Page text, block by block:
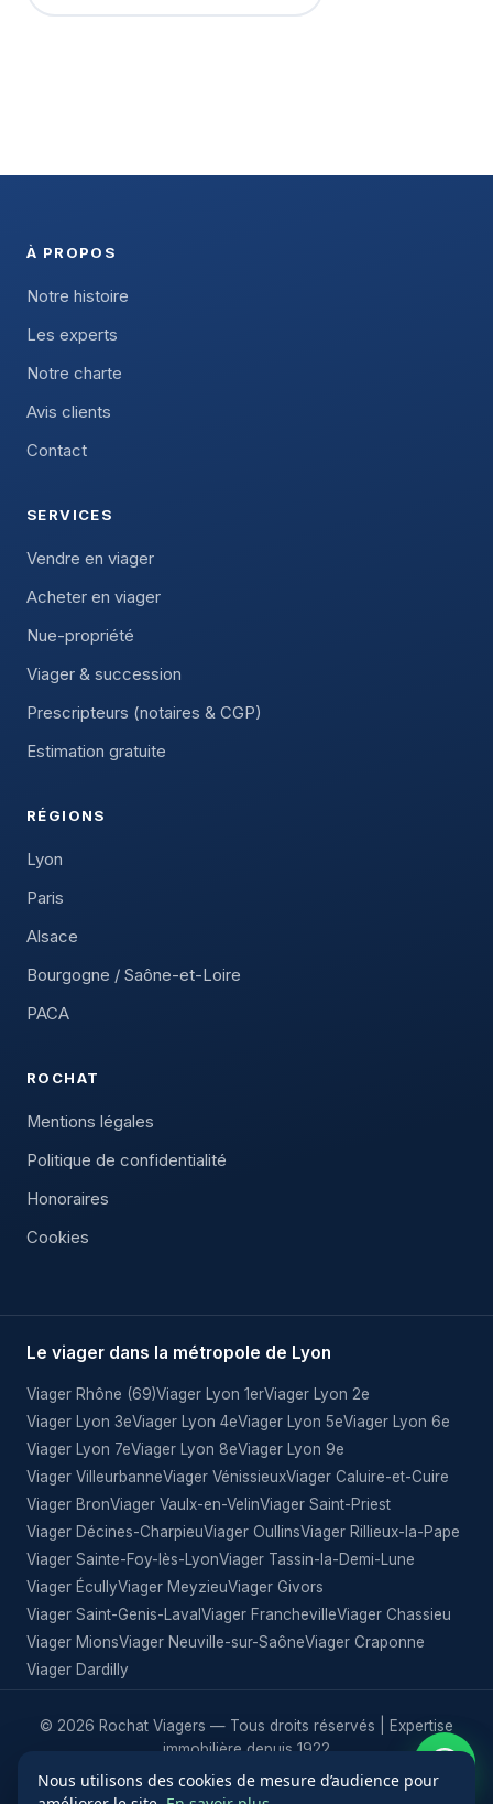
À PROPOS
Notre histoire
Les experts
Notre charte
Avis clients
Contact
SERVICES
Vendre en viager
Acheter en viager
Nue-propriété
Viager & succession
Prescripteurs (notaires & CGP)
Estimation gratuite
RÉGIONS
Lyon
Paris
Alsace
Bourgogne / Saône-et-Loire
PACA
ROCHAT
Mentions légales
Politique de confidentialité
Honoraires
Cookies
Le viager dans la métropole de Lyon
Viager Rhône (69)Viager Lyon 1erViager Lyon 2e
Viager Lyon 3eViager Lyon 4eViager Lyon 5eViager Lyon 6e
Viager Lyon 7eViager Lyon 8eViager Lyon 9e
Viager VilleurbanneViager VénissieuxViager Caluire-et-Cuire
Viager BronViager Vaulx-en-VelinViager Saint-Priest
Viager Décines-CharpieuViager OullinsViager Rillieux-la-Pape
Viager Sainte-Foy-lès-LyonViager Tassin-la-Demi-Lune
Viager ÉcullyViager MeyzieuViager Givors
Viager Saint-Genis-Laval Viager FranchevilleViager Chassieu
Viager MionsViager Neuville-sur-SaôneViager Craponne
Viager Dardilly
© 2026 Rochat Viagers — Tous droits réservés | Expertise
immobilière depuis 1922
★★★★★4,7/5116 avis · Opinion System
Nous utilisons des cookies de mesure d’audience pour